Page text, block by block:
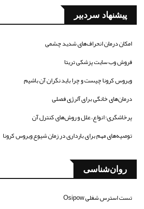
پیشنهاد سردبیر
امکان درمان انحراف‌های شدید چشمی
فروش وب سایت پزشکی تریتا
ویروس کرونا چیست و چرا باید نگران آن باشیم
درمان‌های خانگی برای آلرژی فصلی
پرخاشگری؛ انواع، علل و روش‌های کنترل آن
توصیه‌های مهم برای بارداری در زمان شیوع ویروس کرونا
روان‌شناسی
تست استرس شغلی Osipow